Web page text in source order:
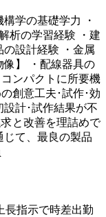
学の基礎学力 ・
析の学習経験 ・建
設計経験 ・金属
像】 ・配線器具の
ンパクトに所要機
創意工夫･試作･効
計･試作結果が不
と改善を理詰めで
て、最良の製品
長指示で時差出勤